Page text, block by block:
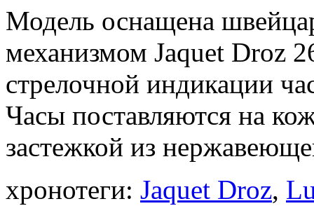
Модель оснащена
механизмом Jaquet Droz
стрелочной индикации
Часы поставляются на
застежкой из
хронотеги: Jaquet Droz,